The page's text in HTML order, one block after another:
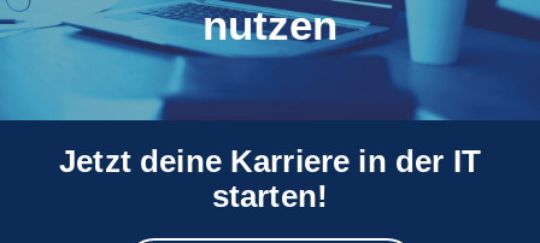
nutzen
Jetzt deine Karriere in der IT
starten!